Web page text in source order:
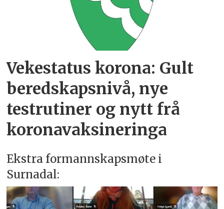
Vekestatus korona: Gult
beredskapsnivå, nye
testrutiner og nytt frå
koronavaksineringa
Ekstra formannskapsmøte i
Surnadal: